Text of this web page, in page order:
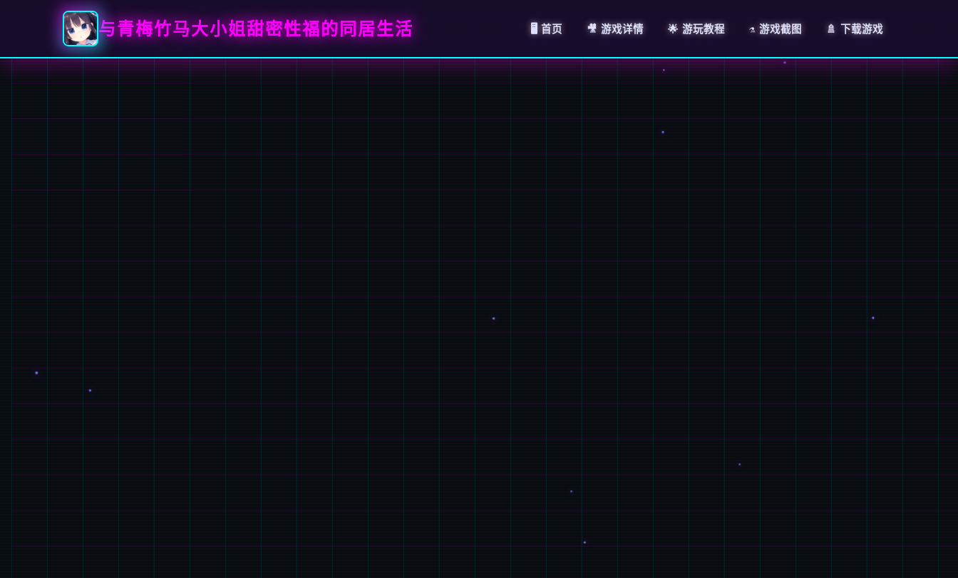
与青梅竹马大小姐甜密性福的同居生活 🖥️ 首页 🎥 游戏详情 🌟 游玩教程 ⚗️ 游戏截图 🚿 下载游戏